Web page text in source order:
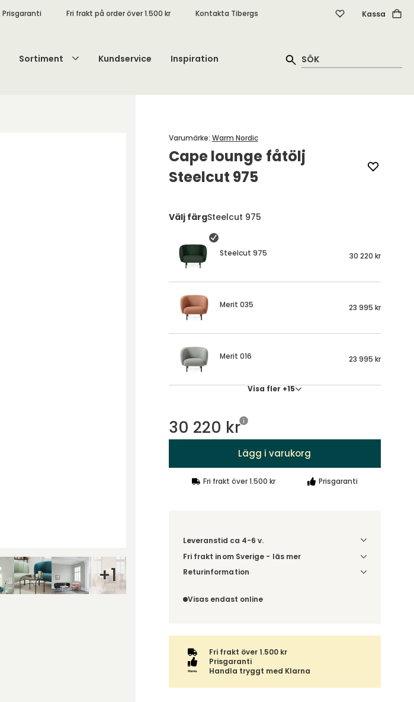
Prisgaranti Fri frakt på order över 1.500 kr Kontakta Tibergs Kassa
Sortiment Kundservice Inspiration
+1
Cape lounge fåtölj
Steelcut 975
Varumärke: Warm Nordic
Välj färgSteelcut 975
Steelcut 975 30 220 kr
Merit 035 23 995 kr
Merit 016 23 995 kr
Visa fler +15
30 220 kr
Lägg i varukorg
Fri frakt över 1.500 kr Prisgaranti
Leveranstid ca 4-6 v.
Fri frakt inom Sverige - läs mer
Denna vara skickas till din port/tomtgräns. Innan
andra produkter skickas hela ordern tillsammans.
Returinformation
omfattas därför inte av ångerrätten.
Visas endast online
Fri frakt över 1.500 kr
Prisgaranti
Handla tryggt med Klarna